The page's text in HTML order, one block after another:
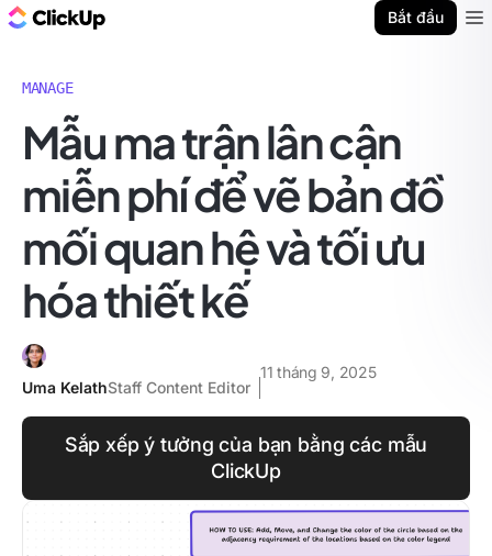
Bắt đầu
MANAGE
Mẫu ma trận lân cận
miễn phí để vẽ bản đồ
mối quan hệ và tối ưu
hóa thiết kế
Uma KelathStaff Content Editor
11 tháng 9, 2025
Sắp xếp ý tưởng của bạn bằng các mẫu
ClickUp